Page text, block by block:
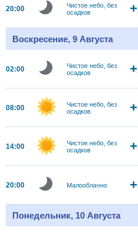
20:00
Чистое небо, без
осадков
Воскресение, 9 Августа
02:00
Чистое небо, без
осадков
08:00
Чистое небо, без
осадков
14:00
Чистое небо, без
осадков
20:00 Малооблачно
Понедельник, 10 Августа